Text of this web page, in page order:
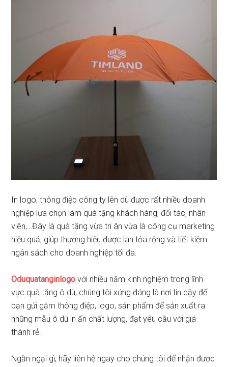
In logo, thông điệp công ty lên dù được rất nhiều doanh
nghiệp lựa chọn làm quà tặng khách hàng, đối tác, nhân
viên,…Đây là quà tặng vừa tri ân vừa là công cụ marketing
hiệu quả, giúp thương hiệu được lan tỏa rộng và tiết kiệm
ngân sách cho doanh nghiệp tối đa.
Oduquatanginlogo với nhiều năm kinh nghiệm trong lĩnh
vực quà tặng ô dù, chúng tôi xứng đáng là nơi tin cậy để
bạn gửi gắm thông điệp, logo, sản phẩm để sản xuất ra
những mẫu ô dù in ấn chất lượng, đạt yêu cầu với giá
thành rẻ.
Ngần ngại gì, hãy liên hệ ngay cho chúng tôi để nhận được